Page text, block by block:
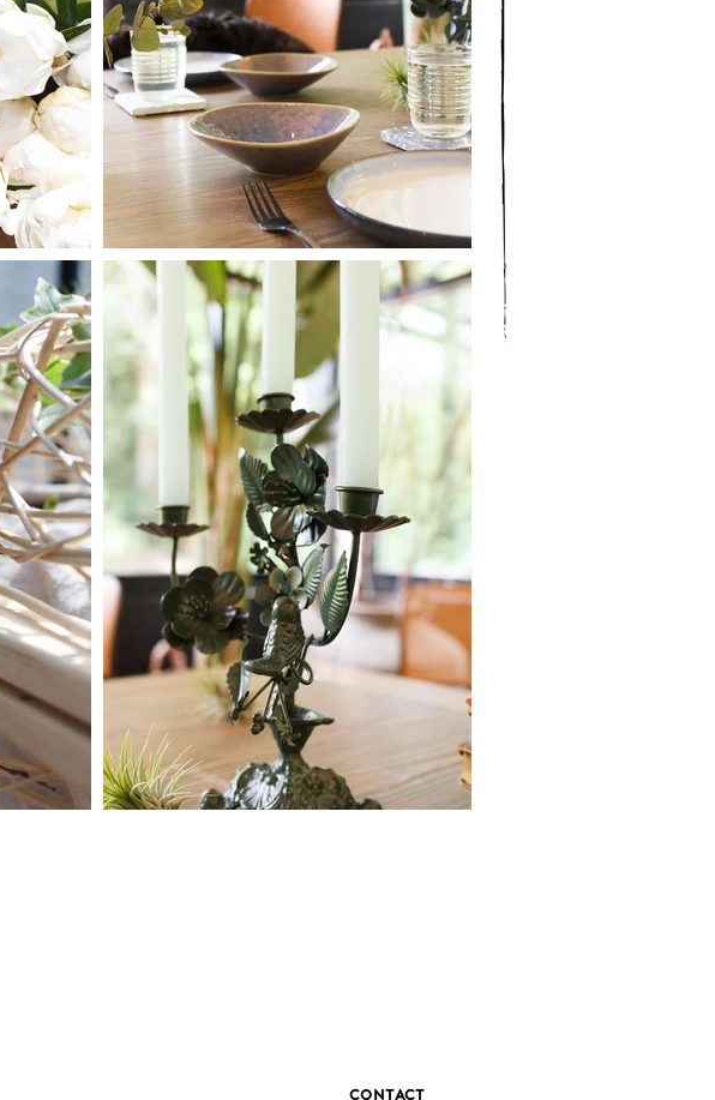
contact